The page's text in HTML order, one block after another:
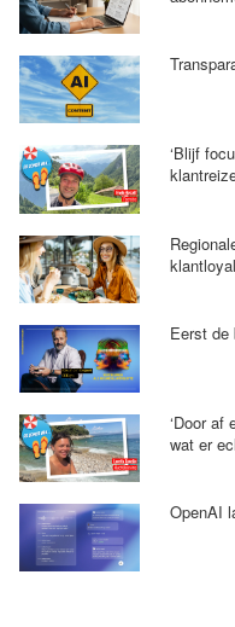
‘Blijf
Eerst de
‘Door af
wat er
OpenAI